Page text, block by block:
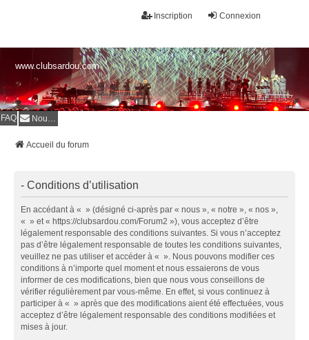
Connexion
Inscription
www.clubsardou.com
FAQ Nous contacter
Accueil du forum
- Conditions d’utilisation
En accédant à « » (désigné ci-après par « nous », « notre », « nos »,
« » et « https://clubsardou.com/Forum2 »), vous acceptez d’être
légalement responsable des conditions suivantes. Si vous n’acceptez
pas d’être légalement responsable de toutes les conditions suivantes,
veuillez ne pas utiliser et accéder à « ». Nous pouvons modifier ces
conditions à n’importe quel moment et nous essaierons de vous
informer de ces modifications, bien que nous vous conseillons de
vérifier régulièrement par vous-même. En effet, si vous continuez à
participer à « » après que des modifications aient été effectuées, vous
acceptez d’être légalement responsable des conditions modifiées et
mises à jour.